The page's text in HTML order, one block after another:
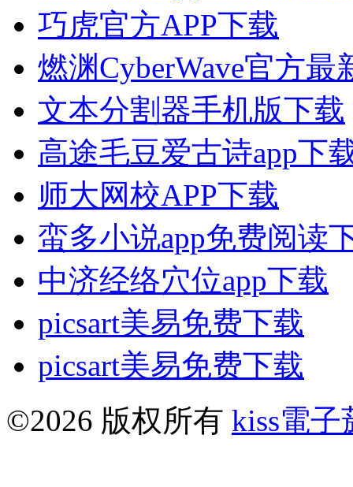
巧虎官方APP下载
燃渊CyberWave官方最
文本分割器手机版下载
高途毛豆爱古诗app下
师大网校APP下载
蛮多小说app免费阅读
中济经络穴位app下载
picsart美易免费下载
picsart美易免费下载
©2026 版权所有 kiss電子